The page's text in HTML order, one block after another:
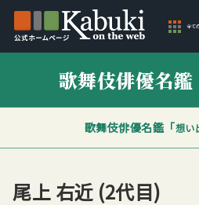
全て
歌舞伎俳優名鑑
歌舞伎俳優名鑑「想い
尾上 右近 (2代目)